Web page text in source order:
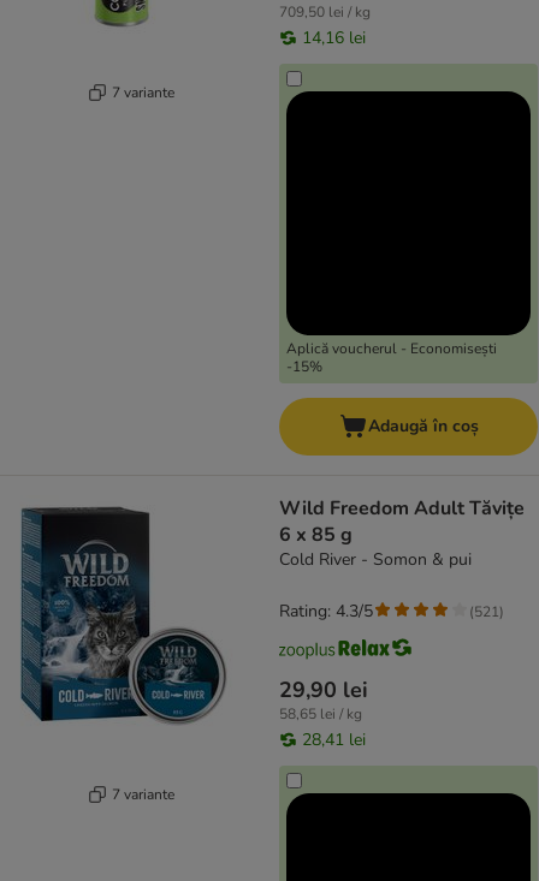
7 variante
709,50 lei / kg
14,16 lei
Aplică voucherul - Economisești
-15%
Adaugă în coș
7 variante
Wild Freedom Adult Tăvițe
6 x 85 g
Cold River - Somon & pui
29,90 lei
58,65 lei / kg
28,41 lei
Rating: 4.3/5 (521)